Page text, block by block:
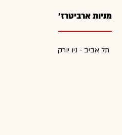
מניות ארביטרז'
תל אביב - ניו יורק